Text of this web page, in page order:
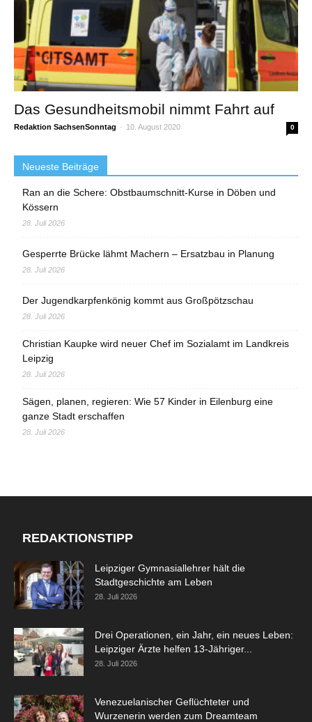
Das Gesundheitsmobil nimmt Fahrt auf
Redaktion SachsenSonntag - 10. August 2020 0
Neueste Beiträge
Ran an die Schere: Obstbaumschnitt-Kurse in Döben und
Kössern
28. Juli 2026
Gesperrte Brücke lähmt Machern – Ersatzbau in Planung
28. Juli 2026
Der Jugendkarpfenkönig kommt aus Großpötzschau
28. Juli 2026
Christian Kaupke wird neuer Chef im Sozialamt im Landkreis
Leipzig
28. Juli 2026
Sägen, planen, regieren: Wie 57 Kinder in Eilenburg eine
ganze Stadt erschaffen
28. Juli 2026
REDAKTIONSTIPP
Leipziger Gymnasiallehrer hält die
Stadtgeschichte am Leben
28. Juli 2026
Drei Operationen, ein Jahr, ein neues Leben:
Leipziger Ärzte helfen 13-Jähriger...
28. Juli 2026
Venezuelanischer Geflüchteter und
Wurzenerin werden zum Dreamteam